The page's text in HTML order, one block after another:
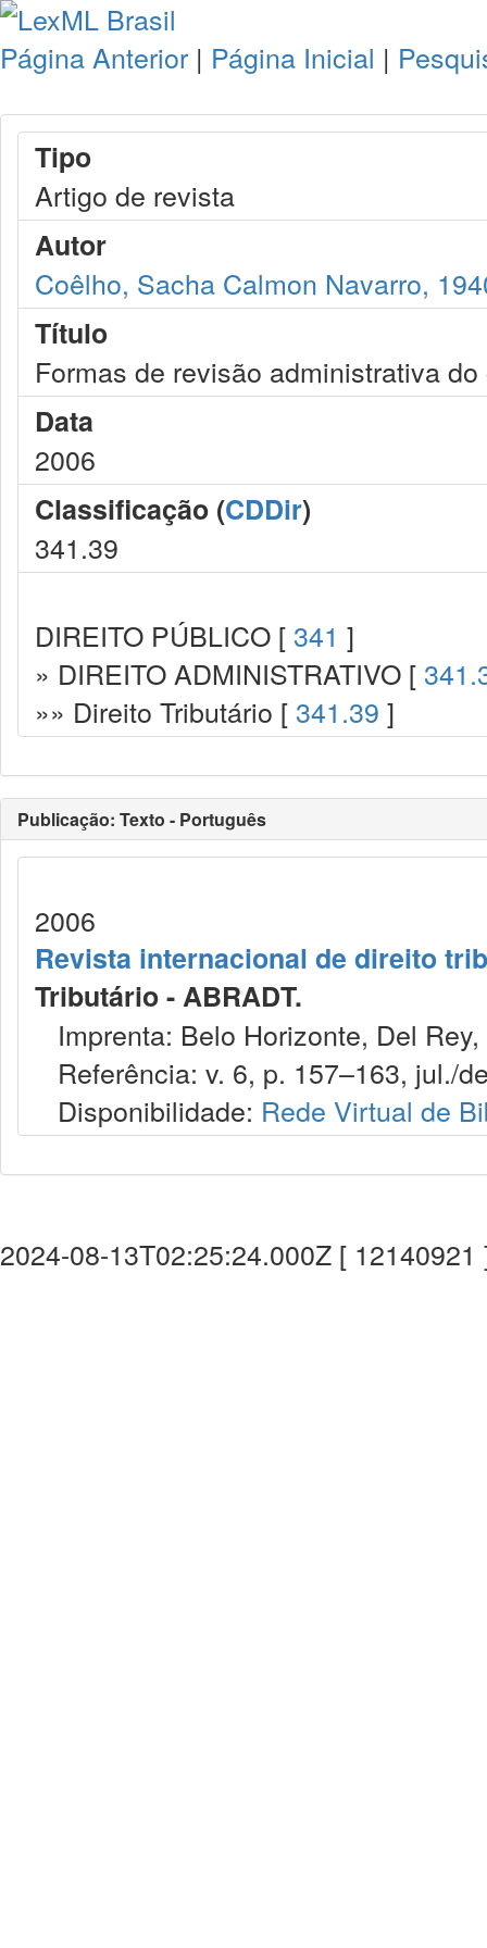
Página Anterior | Página Inicial |
Tipo
Artigo de revista
Autor
Coêlho, Sacha Calmon Navarro,
Título
Formas de revisão administrativa
Data
2006
Classificação (CDDir)
341.39
DIREITO PÚBLICO [ 341 ]
» DIREITO ADMINISTRATIVO [
»» Direito Tributário [ 341.39 ]
Publicação: Texto - Português
2006
Revista internacional de direito
Tributário - ABRADT.
Imprenta: Belo Horizonte, Del
Referência: v. 6, p. 157–163, jul./
Disponibilidade: Rede Virtual de
2024-08-13T02:25:24.000Z [ 12140921